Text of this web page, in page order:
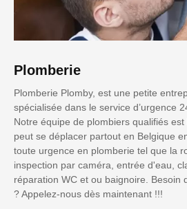
Plomberie
Plomberie Plomby, est une petite
spécialisée dans le service d’urgence
Notre équipe de plombiers qualifiés
peut se déplacer partout en Belgique
toute urgence en plomberie tel que la
inspection par caméra, entrée d'eau,
réparation WC et ou baignoire. Besoin
? Appelez-nous dès maintenant !!!